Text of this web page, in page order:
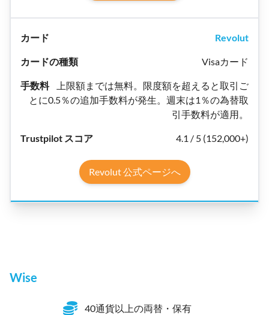
Revolut
Visaカード
上限額までは無料。限度額を超えると取引ご
とに0.5％の追加手数料が発生。週末は1％の為替取
引手数料が適用。
4.1 / 5 (152,000+)
Revolut 公式ページへ
Wise
40通貨以上の両替・保有